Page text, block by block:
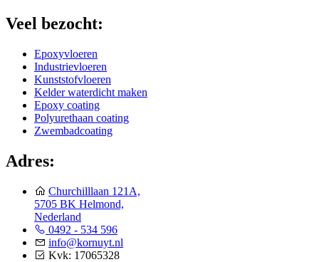
Veel bezocht:
Epoxyvloeren
Industrievloeren
Kunststofvloeren
Kelder waterdicht maken
Epoxy coating
Polyurethaan coating
Zwembadcoating
Adres:
Churchilllaan 121A,
5705 BK Helmond,
Nederland
0492 - 534 596
info@kornuyt.nl
Kvk: 17065328